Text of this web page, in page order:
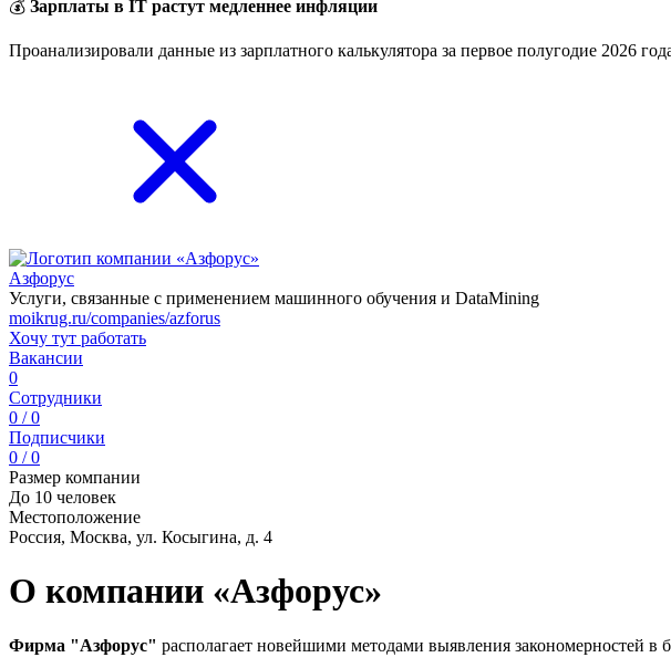
💰 Зарплаты в IT растут медленнее инфляции
Проанализировали данные из зарплатного калькулятора за первое полугодие 2026
Азфорус
Услуги, связанные с применением машинного обучения и DataMining
moikrug.ru/companies/azforus
Хочу тут работать
Вакансии
0
Сотрудники
0 / 0
Подписчики
0 / 0
Размер компании
До 10 человек
Местоположение
Россия, Москва, ул. Косыгина, д. 4
О компании «Азфорус»
Фирма "Азфорус" располагает новейшими методами выявления закономерностей в